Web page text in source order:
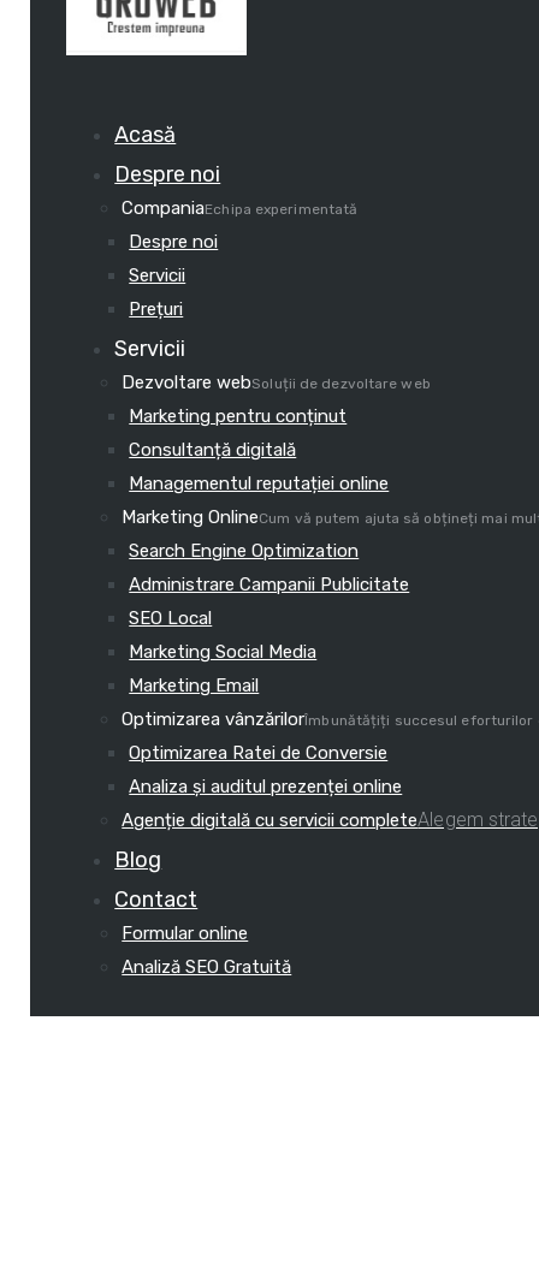
Acasă
Despre noi
CompaniaEchipa experimentată
Despre noi
Servicii
Prețuri
Servicii
Dezvoltare webSoluții de dezvoltare web
Marketing pentru conținut
Consultanță digitală
Managementul reputației online
Marketing OnlineCum vă putem ajuta să obțineți mai
Search Engine Optimization
Administrare Campanii Publicitate
SEO Local
Marketing Social Media
Marketing Email
Optimizarea vânzărilorÎmbunătățiți succesul eforturilor
Optimizarea Ratei de Conversie
Analiza și auditul prezenței online
Agenție digitală cu servicii completeAlegem
Blog
Contact
Formular online
Analiză SEO Gratuită